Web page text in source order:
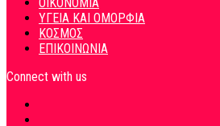
ΥΓΕΙΑ ΚΑΙ ΟΜΟΡΦΙΑ
ΚΟΣΜΟΣ
ΕΠΙΚΟΙΝΩΝΙΑ
Connect with us